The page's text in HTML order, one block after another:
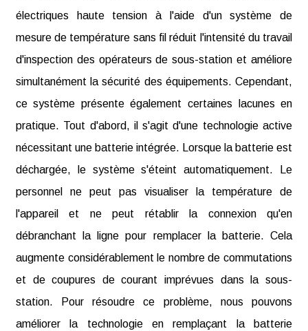
électriques haute tension à l'aide d'un système de
mesure de température sans fil réduit l'intensité du travail
d'inspection des opérateurs de sous-station et améliore
simultanément la sécurité des équipements. Cependant,
ce système présente également certaines lacunes en
pratique. Tout d'abord, il s'agit d'une technologie active
nécessitant une batterie intégrée. Lorsque la batterie est
déchargée, le système s'éteint automatiquement. Le
personnel ne peut pas visualiser la température de
l'appareil et ne peut rétablir la connexion qu'en
débranchant la ligne pour remplacer la batterie. Cela
augmente considérablement le nombre de commutations
et de coupures de courant imprévues dans la sous-
station. Pour résoudre ce problème, nous pouvons
améliorer la technologie en remplaçant la batterie